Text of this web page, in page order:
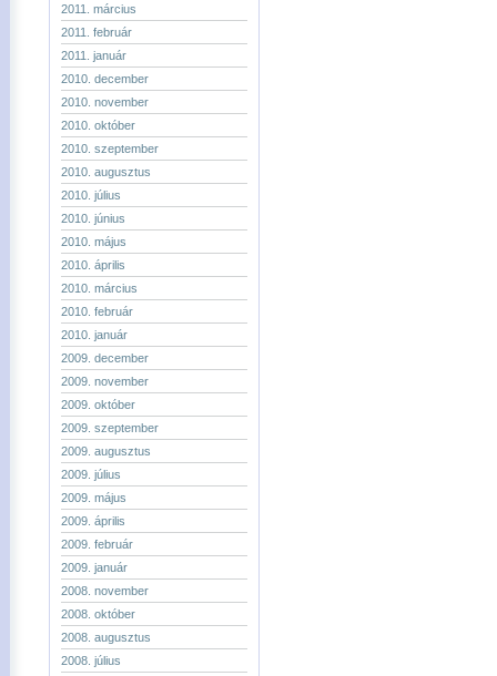
2011. március
2011. február
2011. január
2010. december
2010. november
2010. október
2010. szeptember
2010. augusztus
2010. július
2010. június
2010. május
2010. április
2010. március
2010. február
2010. január
2009. december
2009. november
2009. október
2009. szeptember
2009. augusztus
2009. július
2009. május
2009. április
2009. február
2009. január
2008. november
2008. október
2008. augusztus
2008. július